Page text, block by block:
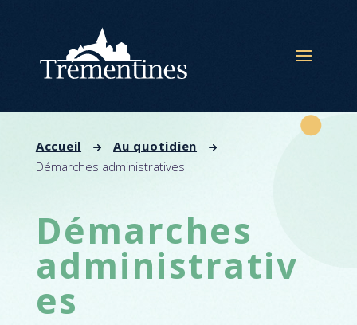
Accueil
Au quotidien
Démarches administratives
Démarches
administrativ
es